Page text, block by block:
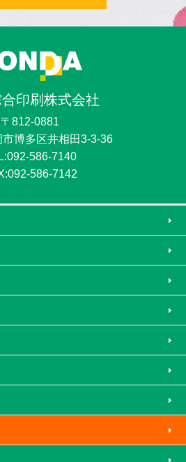
印刷株式会社
〒812-0881
博多区井相田3-3-36
586-7140
586-7142